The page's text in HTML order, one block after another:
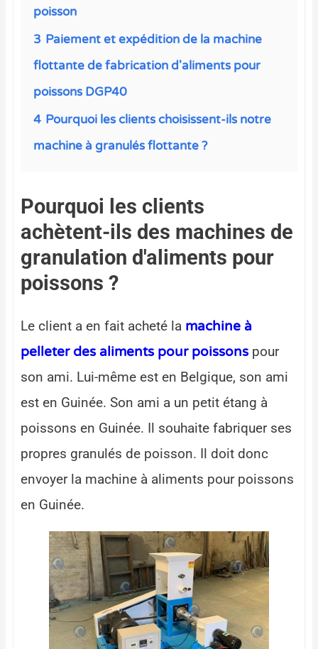
poisson
3 Paiement et expédition de la machine
flottante de fabrication d'aliments pour
poissons DGP40
4 Pourquoi les clients choisissent-ils notre
machine à granulés flottante ?
Pourquoi les clients
achètent-ils des machines de
granulation d'aliments pour
poissons ?
Le client a en fait acheté la machine à
pelleter des aliments pour poissons pour
son ami. Lui-même est en Belgique, son ami
est en Guinée. Son ami a un petit étang à
poissons en Guinée. Il souhaite fabriquer ses
propres granulés de poisson. Il doit donc
envoyer la machine à aliments pour poissons
en Guinée.